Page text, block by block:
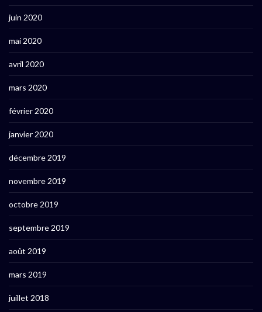
juin 2020
mai 2020
avril 2020
mars 2020
février 2020
janvier 2020
décembre 2019
novembre 2019
octobre 2019
septembre 2019
août 2019
mars 2019
juillet 2018